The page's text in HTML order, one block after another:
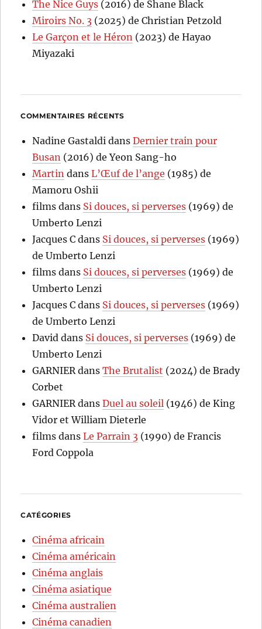
The Nice Guys (2016) de Shane Black
Miroirs No. 3 (2025) de Christian Petzold
Le Garçon et le Héron (2023) de Hayao
Miyazaki
COMMENTAIRES RÉCENTS
Nadine Gastaldi dansDernier train pour
Busan (2016) de Yeon Sang-ho
Martin dansL’Œuf de l’ange (1985) de
Mamoru Oshii
films dans Si douces, si perverses (1969) de
Umberto Lenzi
Jacques C dans Si douces, si perverses (1969)
de Umberto Lenzi
films dans Si douces, si perverses (1969) de
Umberto Lenzi
Jacques C dans Si douces, si perverses (1969)
de Umberto Lenzi
David dans Si douces, si perverses (1969) de
Umberto Lenzi
GARNIER dansThe Brutalist (2024) de Brady
Corbet
GARNIER dansDuel au soleil (1946) de King
Vidor et William Dieterle
films dansLe Parrain 3 (1990) de Francis
Ford Coppola
CATÉGORIES
Cinéma africain
Cinéma américain
Cinéma anglais
Cinéma asiatique
Cinéma australien
Cinéma canadien